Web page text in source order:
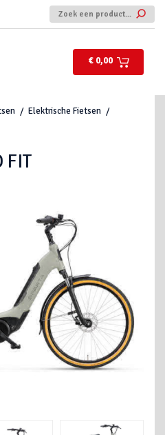
€ 0,00
Elektrische Fietsen
FIT